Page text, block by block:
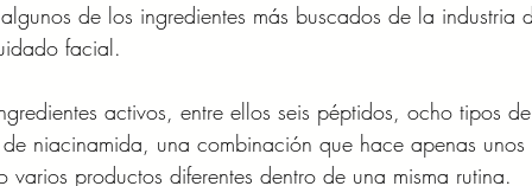
de los ingredientes más buscados de la industria
facial.
activos, entre ellos seis péptidos, ocho tipos
niacinamida, una combinación que hace apenas
productos diferentes dentro de una misma rutina.